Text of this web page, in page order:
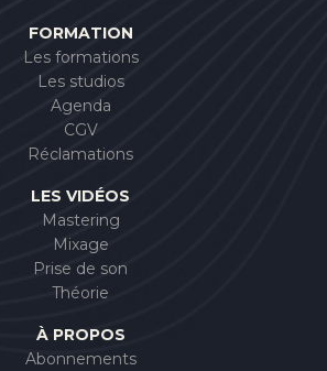
FORMATION
Les formations
Les studios
Agenda
CGV
Réclamations
LES VIDÉOS
Mastering
Mixage
Prise de son
Théorie
À PROPOS
Abonnements